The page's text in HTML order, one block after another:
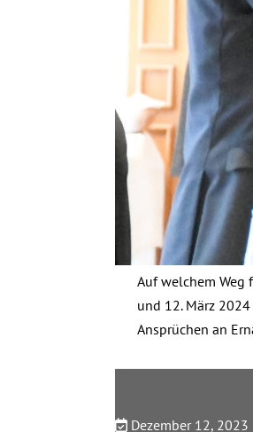
Auf welchem Weg
und 12. März
Ansprüchen an
Dezember 12, 2023